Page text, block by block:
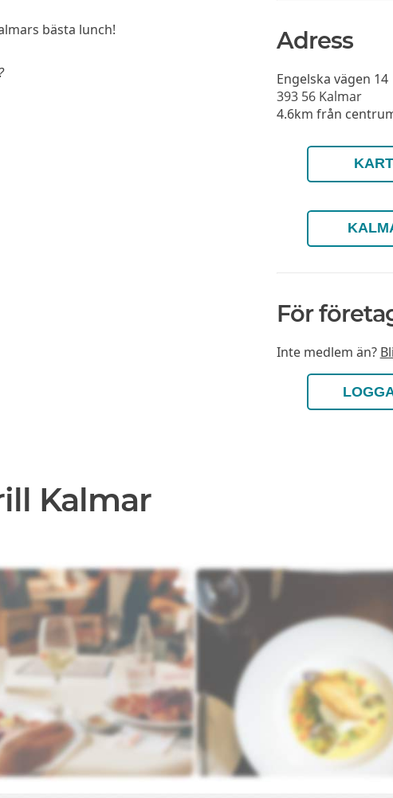
bästa lunch! Adress
Engelska vägen 14
393 56 Kalmar
4.6km från
För
Inte medlem än?
Kalmar